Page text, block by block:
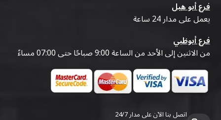
فرع أبو هيل
يعمل على مدار 24 ساعة
فرع أبوظبي
من الاثنين إلى الأحد من الساعة 9:00 صباحًا حتى 07:00 مساءً
اتصل بنا الآن على مدار 24/7